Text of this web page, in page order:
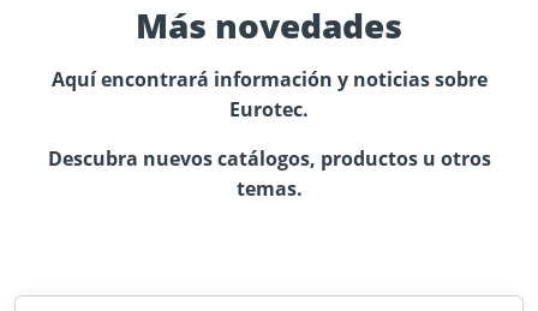
Más novedades
Aquí encontrará información y noticias sobre
Eurotec.
Descubra nuevos catálogos, productos u otros
temas.